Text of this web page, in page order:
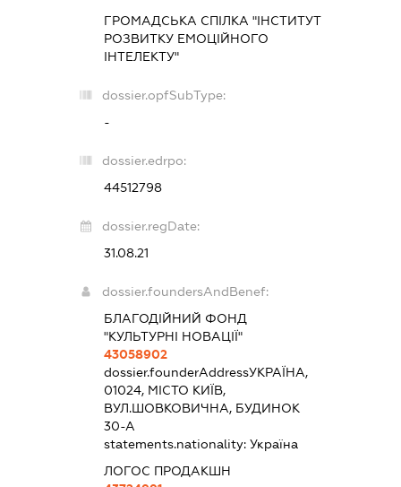
ГРОМАДСЬКА СПІЛКА "ІНСТИТУТ
РОЗВИТКУ ЕМОЦІЙНОГО
ІНТЕЛЕКТУ"
dossier.opfSubType:
-
dossier.edrpo:
44512798
dossier.regDate:
31.08.21
dossier.foundersAndBenef:
БЛАГОДІЙНИЙ ФОНД
"КУЛЬТУРНІ НОВАЦІЇ"
43058902
dossier.founderAddressУКРАЇНА,
01024, МІСТО КИЇВ,
ВУЛ.ШОВКОВИЧНА, БУДИНОК
30-А
statements.nationality:Україна
ЛОГОС ПРОДАКШН